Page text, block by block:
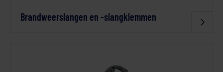
Brandweerslangen en -slangklemmen